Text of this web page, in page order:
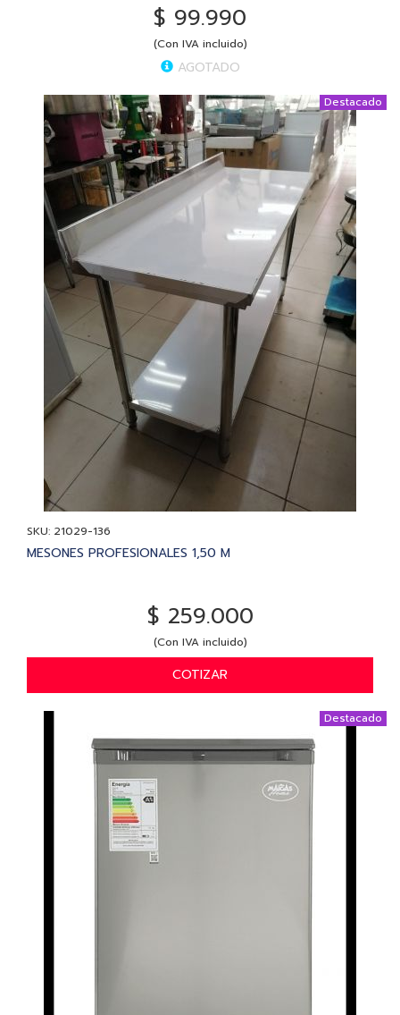
$ 99.990
(Con IVA incluido)
AGOTADO
Destacado
SKU: 21029-136
MESONES PROFESIONALES 1,50 M
$ 259.000
(Con IVA incluido)
COTIZAR
Destacado